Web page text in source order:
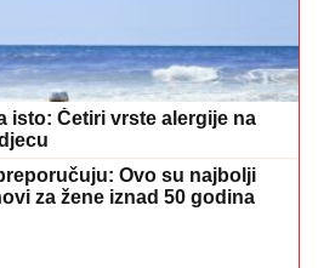
isto: Četiri vrste alergije na
Ovo su najbolji
za žene iznad 50 godina